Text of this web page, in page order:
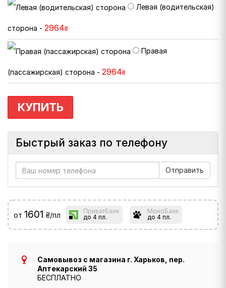
Левая (водительская)
сторона - 2964₴
Правая
(пассажирская) сторона - 2964₴
КУПИТЬ
Быстрый заказ по телефону
от 1601 ₴/пл
ПриватБанк
до 4 пл.
МоноБанк
до 4 пл.
Самовывоз с магазина г. Харьков, пер.
Аптекарский 35
БЕСПЛАТНО